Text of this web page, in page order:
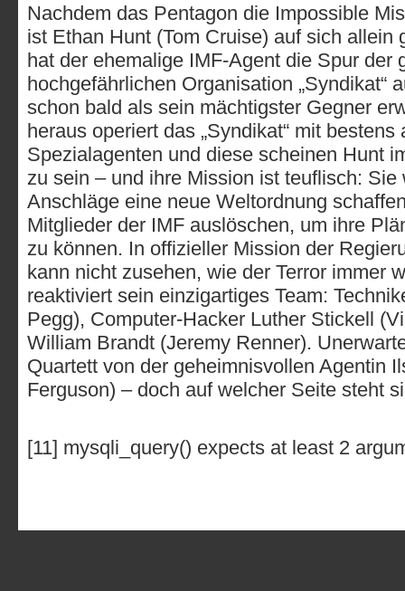
Nachdem das Pentagon die Impossible
ist Ethan Hunt (Tom Cruise) auf sich allein
hat der ehemalige IMF-Agent die Spur der
hochgefährlichen Organisation „Syndikat“
schon bald als sein mächtigster Gegner
heraus operiert das „Syndikat“ mit bestens
Spezialagenten und diese scheinen Hunt
zu sein – und ihre Mission ist teuflisch:
Anschläge eine neue Weltordnung
Mitglieder der IMF auslöschen, um ihre
zu können. In offizieller Mission der
kann nicht zusehen, wie der Terror immer
reaktiviert sein einzigartiges Team:
Pegg), Computer-Hacker Luther Stickell
William Brandt (Jeremy Renner).
Quartett von der geheimnisvollen Agentin
Ferguson) – doch auf welcher Seite steht
[11] mysqli_query() expects at least 2